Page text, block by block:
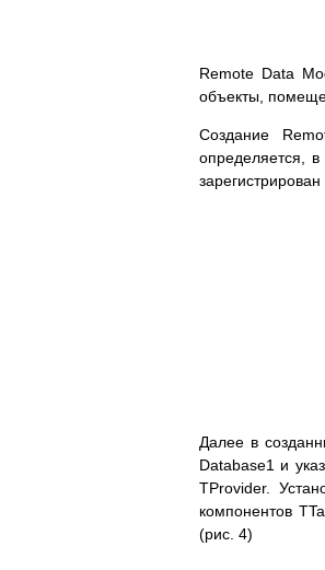
Remote Data
объекты,
Создание
определяется,
Далее в
Database1 и
TProvider.
компонентов
(рис. 4)